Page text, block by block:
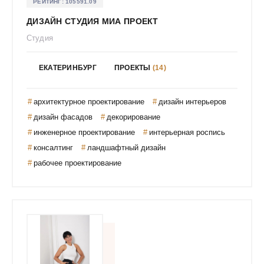
Кутлаева Оксана
Лаврова Ирина Алексеевна
Лалетина Анна Александровна
Ландшафтно-архитектурное бюро Prout
Ланщакова Анастасия Сергеевна
Ларионова Светлана Дмитриевна
Литвинова Кристина Олеговна
Логинова Ольга Сергеевна
РЕЙТИНГ: 105591.09
ДИЗАЙН СТУДИЯ МИА ПРОЕКТ
Студия
ЕКАТЕРИНБУРГ ПРОЕКТЫ (14)
архитектурное проектирование
дизайн интерьеров
дизайн фасадов
декорирование
инженерное проектирование
интерьерная роспись
консалтинг
ландшафтный дизайн
рабочее проектирование